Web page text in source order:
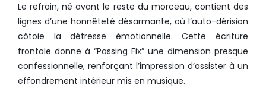
Le refrain, né avant le reste du morceau, contient des
lignes d’une honnêteté désarmante, où l’auto-dérision
côtoie la détresse émotionnelle. Cette écriture
frontale donne à “Passing Fix” une dimension presque
confessionnelle, renforçant l’impression d’assister à un
effondrement intérieur mis en musique.